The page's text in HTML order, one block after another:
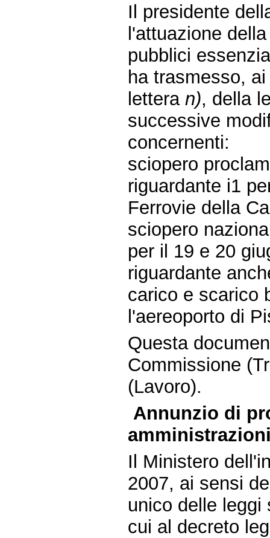
Il presidente
l'attuazione
pubblici
ha trasmesso,
letteran), della
successive
concernenti:
sciopero
riguardante i1
Ferrovie della
sciopero
per il 19 e 20
riguardante
carico e scarico
l'aereoporto di
Questa
Commissione
(Lavoro).
Annunzio di
Il Ministero
2007, ai sensi
unico delle leggi
cui al decreto